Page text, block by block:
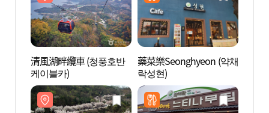
清風湖畔纜車 (청풍호반
케이블카)
藥菜樂Seonghyeon (약채
락성현)